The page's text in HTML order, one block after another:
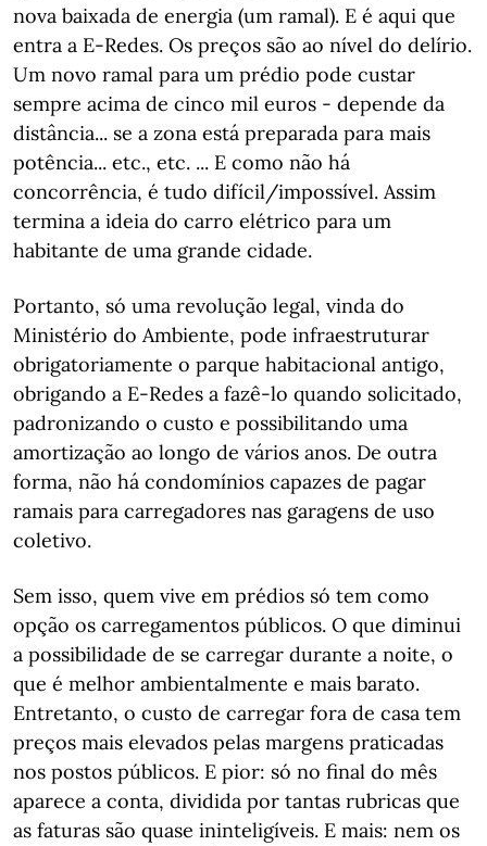
nova baixada de energia (um ramal). E é aqui que
entra a E-Redes. Os preços são ao nível do delírio.
Um novo ramal para um prédio pode custar
sempre acima de cinco mil euros - depende da
distância... se a zona está preparada para mais
potência... etc., etc. ... E como não há
concorrência, é tudo difícil/impossível. Assim
termina a ideia do carro elétrico para um
habitante de uma grande cidade.
Portanto, só uma revolução legal, vinda do
Ministério do Ambiente, pode infraestruturar
obrigatoriamente o parque habitacional antigo,
obrigando a E-Redes a fazê-lo quando solicitado,
padronizando o custo e possibilitando uma
amortização ao longo de vários anos. De outra
forma, não há condomínios capazes de pagar
ramais para carregadores nas garagens de uso
coletivo.
Sem isso, quem vive em prédios só tem como
opção os carregamentos públicos. O que diminui
a possibilidade de se carregar durante a noite, o
que é melhor ambientalmente e mais barato.
Entretanto, o custo de carregar fora de casa tem
preços mais elevados pelas margens praticadas
nos postos públicos. E pior: só no final do mês
aparece a conta, dividida por tantas rubricas que
as faturas são quase ininteligíveis. E mais: nem os